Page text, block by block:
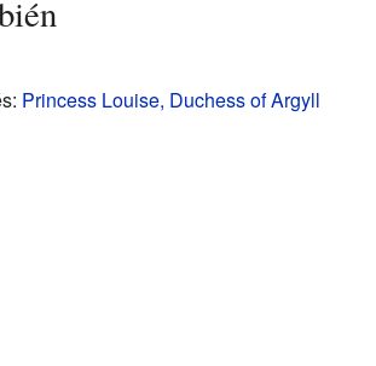
Princess Louise, Duchess of Argyll